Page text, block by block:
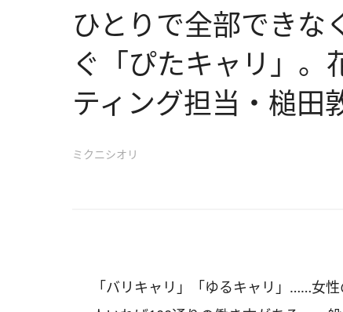
ひとりで全部できな
ぐ「ぴたキャリ」。
ティング担当・槌田
ミクニシオリ
「バリキャリ」「ゆるキャリ」……女